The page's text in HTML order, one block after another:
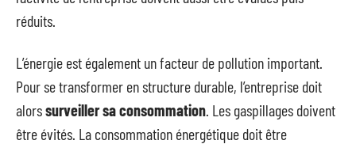
réduits.
L’énergie est également un facteur de pollution important.
Pour se transformer en structure durable, l’entreprise doit
alorssurveiller sa consommation. Les gaspillages doivent
être évités. La consommation énergétique doit être